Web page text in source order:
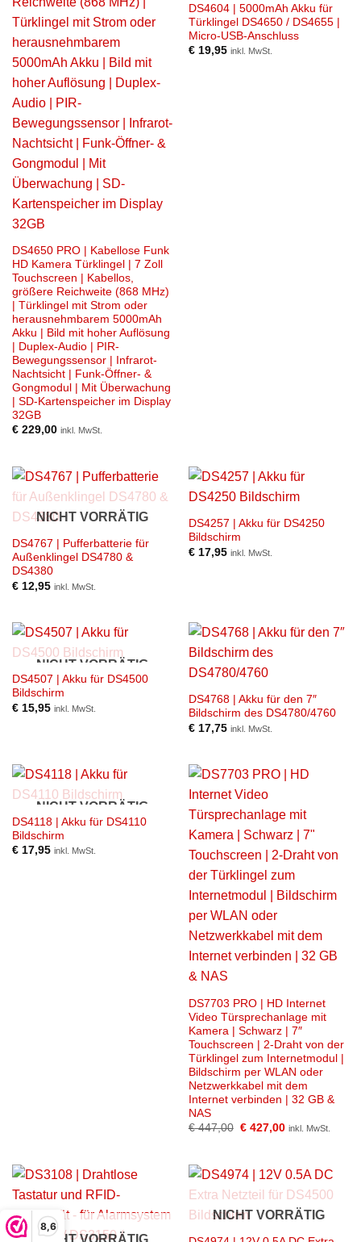
8,6
DS4650 PRO | Kabellose Funk
HD Kamera Türklingel | 7 Zoll
Touchscreen | Kabellos,
größere Reichweite (868 MHz)
| Türklingel mit Strom oder
herausnehmbarem 5000mAh
Akku | Bild mit hoher Auflösung
| Duplex-Audio | PIR-
Bewegungssensor | Infrarot-
Nachtsicht | Funk-Öffner- &
Gongmodul | Mit Überwachung
| SD-Kartenspeicher im Display
32GB
€229,00 inkl. MwSt.
DS4604 | 5000mAh Akku für
Türklingel DS4650 / DS4655 |
Micro-USB-Anschluss
€19,95 inkl. MwSt.
NICHT VORRÄTIG
DS4767 | Pufferbatterie für
Außenklingel DS4780 &
DS4380
€12,95 inkl. MwSt.
DS4257 | Akku für DS4250
Bildschirm
€17,95 inkl. MwSt.
NICHT VORRÄTIG
DS4507 | Akku für DS4500
Bildschirm
€15,95 inkl. MwSt.
DS4768 | Akku für den 7″
Bildschirm des DS4780/4760
€17,75 inkl. MwSt.
NICHT VORRÄTIG
DS4118 | Akku für DS4110
Bildschirm
€17,95 inkl. MwSt.
DS7703 PRO | HD Internet
Video Türsprechanlage mit
Kamera | Schwarz | 7″
Touchscreen | 2-Draht von der
Türklingel zum Internetmodul |
Bildschirm per WLAN oder
Netzwerkkabel mit dem
Internet verbinden | 32 GB &
NAS
€447,00 Ursprünglicher
€427,00Aktueller
inkl. MwSt.
NICHT VORRÄTIG
NICHT VORRÄTIG